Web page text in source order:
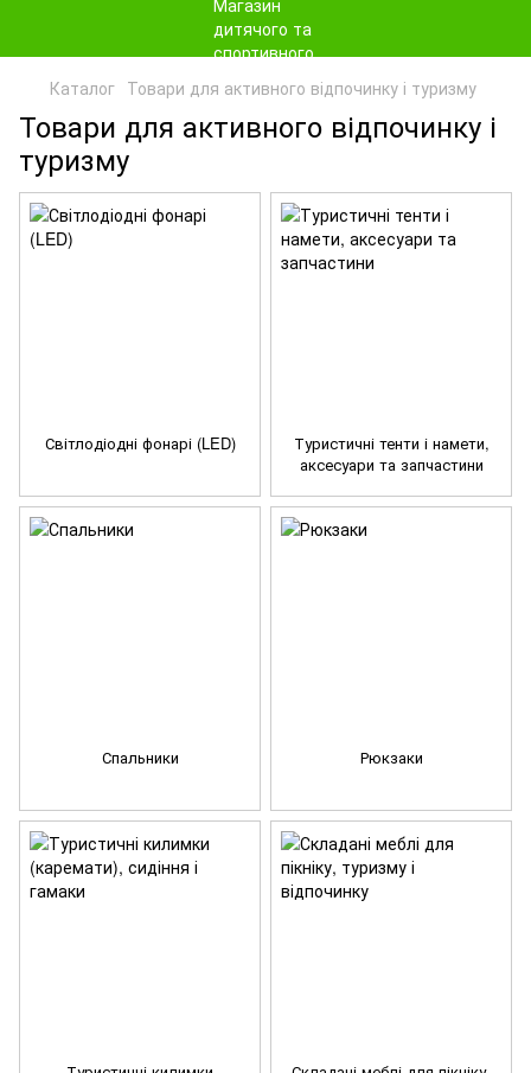
Каталог Товари для активного відпочинку і туризму
Товари для активного відпочинку і
туризму
Світлодіодні фонарі (LED)
Туристичні тенти і намети,
аксесуари та запчастини
Спальники Рюкзаки